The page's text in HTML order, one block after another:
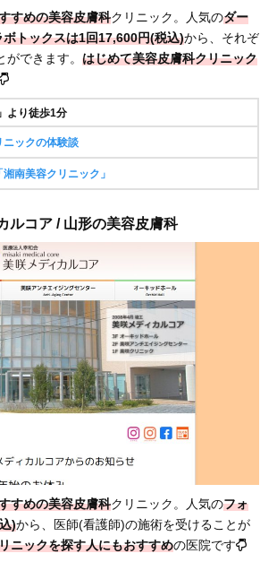
すめの美容皮膚科クリニック。人気のダー
ボトックスは1回17,600円(税込)から、それぞ
できます。 はじめて美容皮膚科クリニック
より徒歩1分
ニックの体験談
南美容クリニック」
ルコア / 山形の美容皮膚科
すめの美容皮膚科クリニック。人気のフォ
)から、医師(看護師)の施術を受けることが
ニックを探す人にもおすすめの医院です